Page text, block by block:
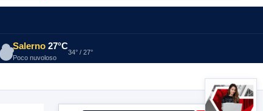
Salerno 27°C
Poco nuvoloso
34° / 27°